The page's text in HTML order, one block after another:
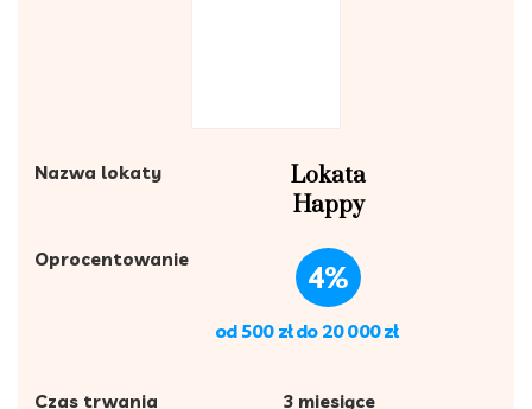
Nazwa lokaty
Lokata
Happy
Oprocentowanie
4%
od 500 zł do 20 000 zł
Czas trwania
3 miesiące